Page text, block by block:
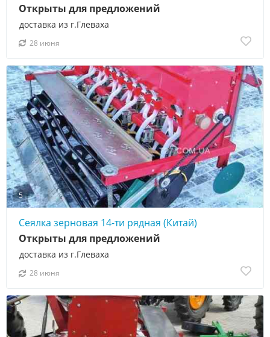
доставка из г.Глеваха
Открыты для предложений
28 июня
5
Сеялка зерновая 14-ти рядная (Китай)
доставка из г.Глеваха
Открыты для предложений
28 июня